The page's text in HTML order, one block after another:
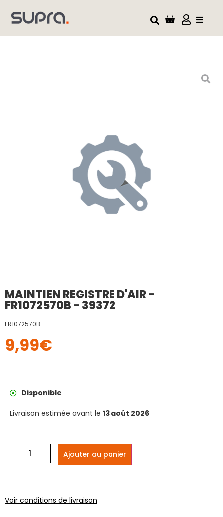
MAINTIEN REGISTRE D'AIR -
FR1072570B - 39372
FR1072570B
9,99€
Disponible
Livraison estimée avant le 13 août 2026
Ajouter au panier
Voir conditions de livraison